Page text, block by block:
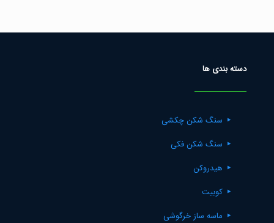
دسته بندی ها
سنگ شکن چکشی
سنگ شکن فکی
هیدروکن
کوبیت
ماسه ساز خرگوشی